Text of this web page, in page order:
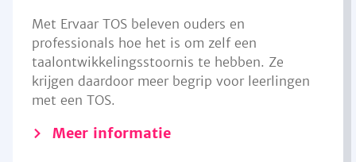
Met Ervaar TOS beleven ouders en
professionals hoe het is om zelf een
taalontwikkelingsstoornis te hebben. Ze
krijgen daardoor meer begrip voor leerlingen
met een TOS.
Meer informatie